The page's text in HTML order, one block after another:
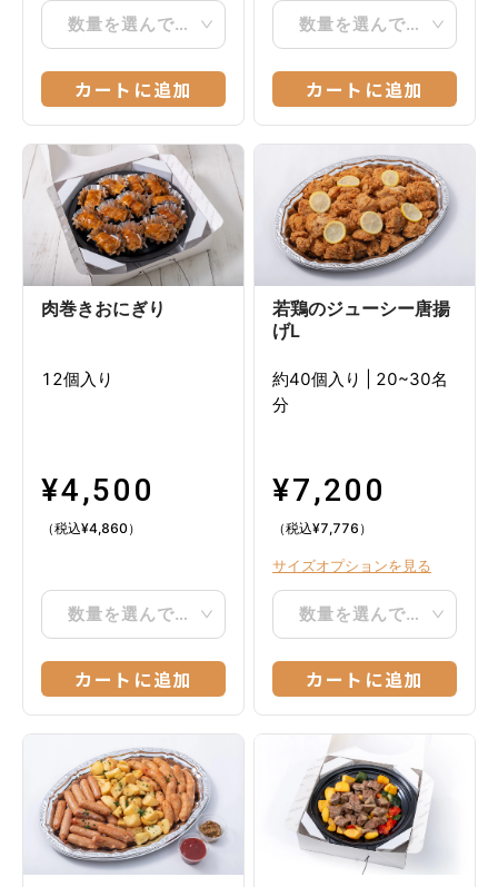
数量を選んでください
カートに追加
数量を選んでください
カートに追加
肉巻きおにぎり
12個入り
¥4,500
（税込¥4,860）
数量を選んでください
カートに追加
若鶏のジューシー唐揚
げL
約40個入り
20~30名
分
¥7,200
（税込¥7,776 ）
サイズオプションを見る
数量を選んでください
カートに追加